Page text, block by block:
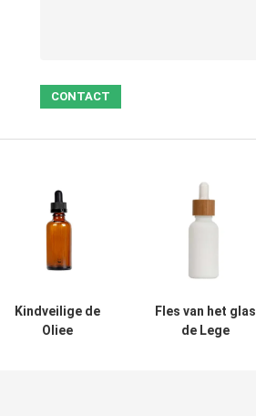
Kindveilige de
Oliee
Fles van het glas
de Lege